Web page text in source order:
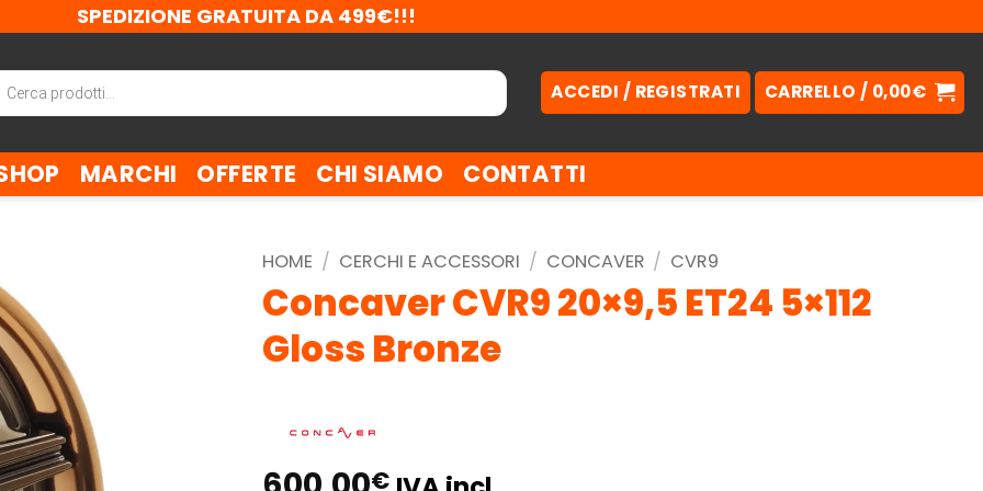
SPEDIZIONE GRATUITA DA 499€!!!
ACCEDI / REGISTRATI CARRELLO / 0,00€
MARCHI OFFERTE CHI SIAMO CONTATTI
HOME / CERCHI E ACCESSORI / CONCAVER / CVR9
Concaver CVR9 20×9,5 ET24 5×112
Gloss Bronze
€